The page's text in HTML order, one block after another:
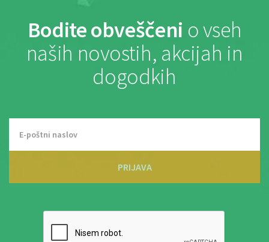
Bodite obveščeni o vseh
naših novostih, akcijah in
dogodkih
PRIJAVA